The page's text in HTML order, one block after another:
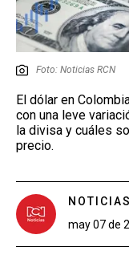
Foto: Noticias RCN
El dólar en
con una leve
la divisa y cuáles
precio.
may 07 de